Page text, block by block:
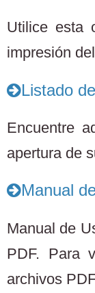
Utilice esta
impresión
Listado
Encuentre
apertura de
Manual
Manual de
PDF. Para
archivos